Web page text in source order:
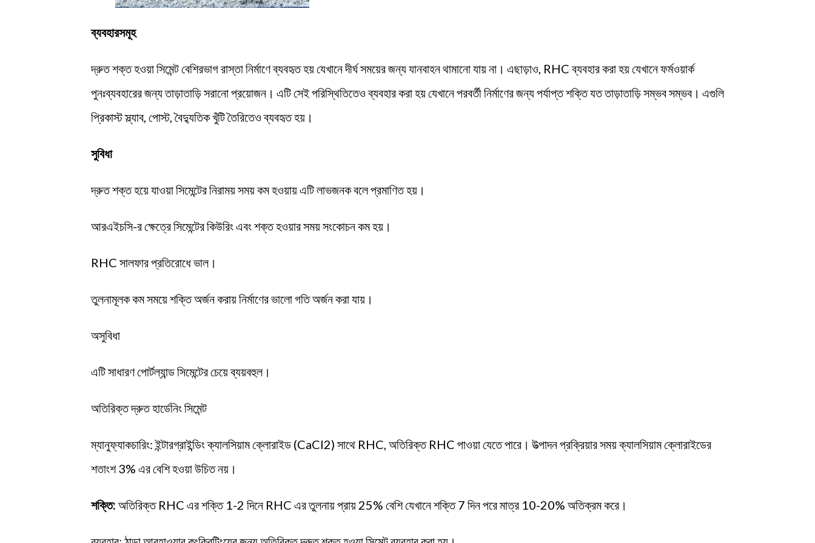
ব্যবহারসমূহ
দ্রুত শক্ত হওয়া সিমেন্ট বেশিরভাগ রাস্তা নির্মাণে ব্যবহৃত হয় যেখানে দীর্ঘ সময়ের জন্য যানবাহন থামানো যায় না। এছাড়াও, RHC ব্যবহার করা হয় যেখানে ফর্মওয়ার্ক
পুনঃব্যবহারের জন্য তাড়াতাড়ি সরানো প্রয়োজন। এটি সেই পরিস্থিতিতেও ব্যবহার করা হয় যেখানে পরবর্তী নির্মাণের জন্য পর্যাপ্ত শক্তি যত তাড়াতাড়ি সম্ভব সম্ভব। এগুলি
প্রিকাস্ট স্ল্যাব, পোস্ট, বৈদ্যুতিক খুঁটি তৈরিতেও ব্যবহৃত হয়।
সুবিধা
দ্রুত শক্ত হয়ে যাওয়া সিমেন্টের নিরাময় সময় কম হওয়ায় এটি লাভজনক বলে প্রমাণিত হয়।
আরএইচসি-র ক্ষেত্রে সিমেন্টের কিউরিং এবং শক্ত হওয়ার সময় সংকোচন কম হয়।
RHC সালফার প্রতিরোধে ভাল।
তুলনামূলক কম সময়ে শক্তি অর্জন করায় নির্মাণের ভালো গতি অর্জন করা যায়।
অসুবিধা
এটি সাধারণ পোর্টল্যান্ড সিমেন্টের চেয়ে ব্যয়বহুল।
অতিরিক্ত দ্রুত হার্ডেনিং সিমেন্ট
ম্যানুফ্যাকচারিং: ইন্টারগ্রাইন্ডিং ক্যালসিয়াম ক্লোরাইড (CaCl2) সাথে RHC, অতিরিক্ত RHC পাওয়া যেতে পারে। উত্পাদন প্রক্রিয়ার সময় ক্যালসিয়াম ক্লোরাইডের
শতাংশ 3% এর বেশি হওয়া উচিত নয়।
শক্তি: অতিরিক্ত RHC এর শক্তি 1-2 দিনে RHC এর তুলনায় প্রায় 25% বেশি যেখানে শক্তি 7 দিন পরে মাত্র 10-20% অতিক্রম করে।